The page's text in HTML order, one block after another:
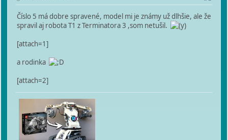
Číslo 5 má dobre spravené, model mi je známy už dlhšie, ale že
spravil aj robota T1 z Terminatora 3 ,som netušil.
[attach=1]
a rodinka
[attach=2]